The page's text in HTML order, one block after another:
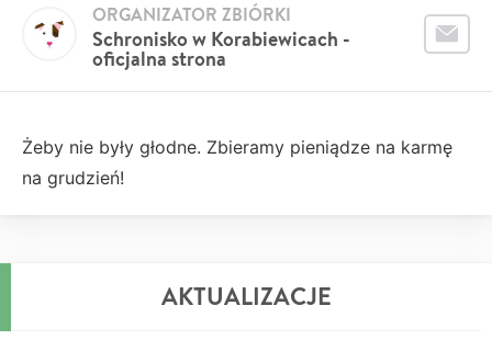
Schronisko w Korabiewicach -
oficjalna strona
ORGANIZATOR ZBIÓRKI
Żeby nie były głodne. Zbieramy pieniądze na karmę
na grudzień!
AKTUALIZACJE